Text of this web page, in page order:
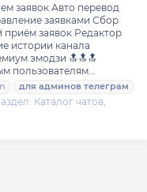
заявок Авто перевод
заявками Сбор
заявок Редактор
истории канала
эмодзи 🔝🔝🔝
пользователям...
для админов телеграм
Каталог чатов,